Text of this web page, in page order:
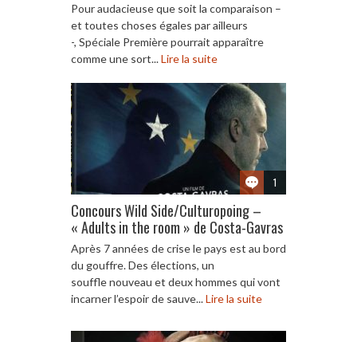
Pour audacieuse que soit la comparaison –
et toutes choses égales par ailleurs
-, Spéciale Première pourrait apparaître
comme une sort...Lire la suite
1
Concours Wild Side/Culturopoing –
« Adults in the room » de Costa-Gavras
Après 7 années de crise le pays est au bord
du gouffre. Des élections, un
souffle nouveau et deux hommes qui vont
incarner l’espoir de sauve...Lire la suite